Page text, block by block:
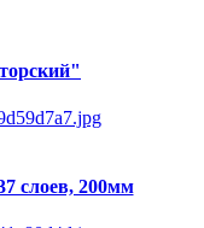
слоев, 200мм